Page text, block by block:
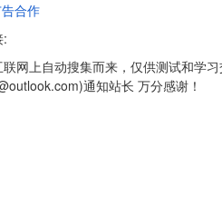
合作
:
网上自动搜集而来，仅供测试和学习
通知站长 万分感谢！